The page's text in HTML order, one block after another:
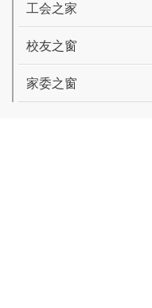
工会之家
校友之窗
家委之窗